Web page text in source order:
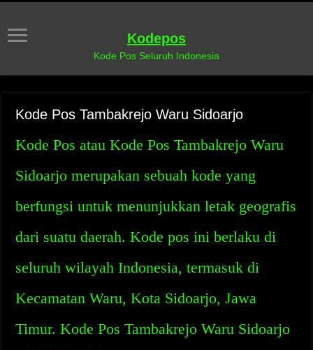
Kodepos
Kode Pos Seluruh Indonesia
Kode Pos Tambakrejo Waru Sidoarjo
Kode Pos atau Kode Pos Tambakrejo Waru
Sidoarjo merupakan sebuah kode yang
berfungsi untuk menunjukkan letak geografis
dari suatu daerah. Kode pos ini berlaku di
seluruh wilayah Indonesia, termasuk di
Kecamatan Waru, Kota Sidoarjo, Jawa
Timur. Kode Pos Tambakrejo Waru Sidoarjo